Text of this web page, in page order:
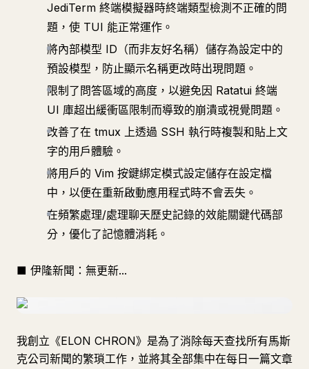
JediTerm 終端模擬器時終端類型檢測不正確的問
題，使 TUI 能正常運作。
將內部模型 ID（而非友好名稱）儲存為設定中的
預設模型，防止顯示名稱更改時出現問題。
限制了問答區域的高度，以避免因 Ratatui 終端
UI 庫超出緩衝區限制而導致的崩潰或視覺問題。
改善了在 tmux 上透過 SSH 執行時複製和貼上文
字的用戶體驗。
將用戶的 Vim 按鍵綁定模式設定儲存在設定檔
中，以便在重新啟動應用程式時不會丟失。
在頻繁處理/處理聊天歷史記錄的效能關鍵代碼部
分，優化了記憶體消耗。
■ 伊隆新聞：無更新...
我創立《ELON CHRON》是為了消除每天查找所有馬斯
克公司新聞的繁瑣工作，並將其全部集中在每日一篇文章